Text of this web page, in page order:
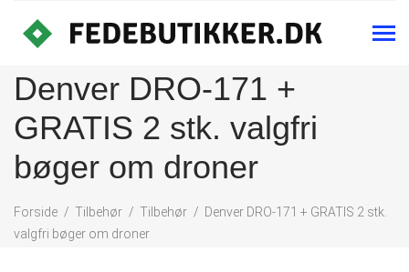
Denver DRO-171 +
GRATIS 2 stk. valgfri
bøger om droner
Forside Tilbehør Tilbehør
Denver DRO-171 + GRATIS 2 stk.
valgfri bøger om droner